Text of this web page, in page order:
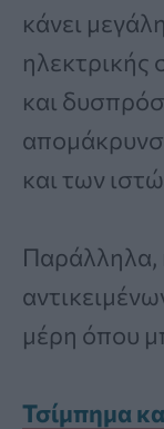
κάνει
ηλεκτρικής
και
και των
μέρη όπου
Τσίμπημα